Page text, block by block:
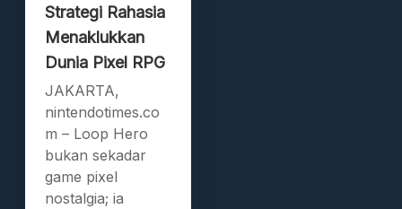
Strategi Rahasia
Menaklukkan
Dunia Pixel RPG
JAKARTA,
nintendotimes.co
m – Loop Hero
bukan sekadar
game pixel
nostalgia; ia